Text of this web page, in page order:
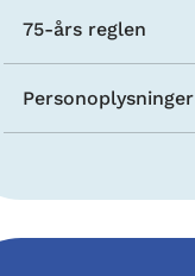
75-års reglen
Personoplysninger